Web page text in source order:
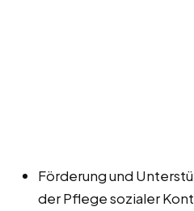
Förderung und
der Pflege sozialer